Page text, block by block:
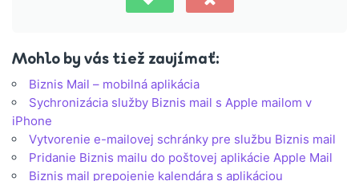
Mohlo by vás tiež zaujímať:
Biznis Mail – mobilná aplikácia
Sychronizácia služby Biznis mail s Apple mailom v
iPhone
Vytvorenie e-mailovej schránky pre službu Biznis mail
Pridanie Biznis mailu do poštovej aplikácie Apple Mail
Biznis mail prepojenie kalendára s aplikáciou